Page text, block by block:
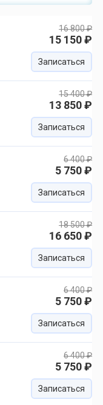
16 800 ₽
15 150 ₽
Записаться
15 400 ₽
13 850 ₽
Записаться
6 400 ₽
5 750 ₽
Записаться
18 500 ₽
16 650 ₽
Записаться
6 400 ₽
5 750 ₽
Записаться
6 400 ₽
5 750 ₽
Записаться